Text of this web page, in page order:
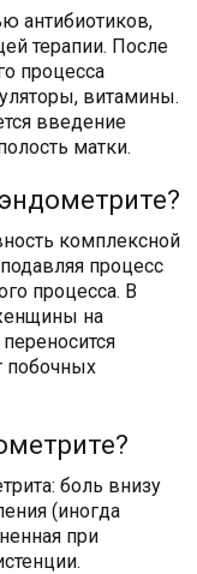
антибиотиков,
терапии. После
процесса
витамины.
введение
матки.
комплексной
процесс
процесса. В
на
побочных
боль внизу
(иногда
при